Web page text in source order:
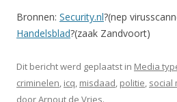
Bronnen: Security.nl?(nep
Handelsblad?(zaak Zandvoort)
Dit bericht werd geplaatst in Media
criminelen, icq, misdaad, politie, social
doorArnout de Vries.